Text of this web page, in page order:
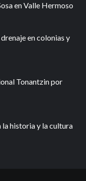
en Valle Hermoso
en colonias y
Tonantzin por
la historia y la cultura